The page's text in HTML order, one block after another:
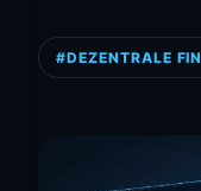
#DEZENTRALE